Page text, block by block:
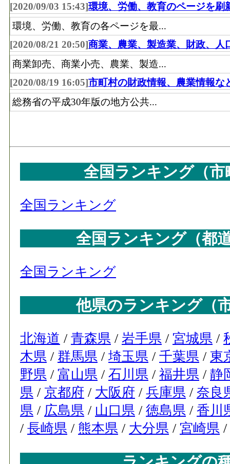
[2020/09/03 15:43]環境、労働、教育のページを刷
環境、労働、教育の各ページを最...
[2020/08/21 20:50]商業、農業、製造業、財政、人
商業卸売、商業小売、農業、製造...
[2020/08/19 16:05]市町村の財政情報、農業情報な
総務省の平成30年版の地方公共...
全国ランキング（
全国ランキング
全国ランキング（都
全国ランキング
他県のランキング（
北海道 / 青森県 / 岩手県 / 宮城県 /
木県 / 群馬県 / 埼玉県 / 千葉県 / 東
野県 / 富山県 / 石川県 / 福井県 / 静
県 / 京都府 / 大阪府 / 兵庫県 / 奈良
県 / 広島県 / 山口県 / 徳島県 / 香川
/ 長崎県 / 熊本県 / 大分県 / 宮崎県 /